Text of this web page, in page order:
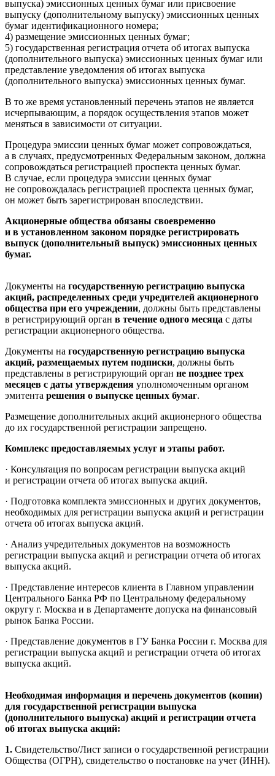
выпуска) эмиссионных ценных бумаг или присвоение
выпуску (дополнительному выпуску) эмиссионных ценных
бумаг идентификационного номера;
4) размещение эмиссионных ценных бумаг;
5) государственная регистрация отчета об итогах выпуска
(дополнительного выпуска) эмиссионных ценных бумаг или
представление уведомления об итогах выпуска
(дополнительного выпуска) эмиссионных ценных бумаг.
В то же время установленный перечень этапов не является
исчерпывающим, а порядок осуществления этапов может
меняться в зависимости от ситуации.
Процедура эмиссии ценных бумаг может сопровождаться,
а в случаях, предусмотренных Федеральным законом, должна
сопровождаться регистрацией проспекта ценных бумаг.
В случае, если процедура эмиссии ценных бумаг
не сопровождалась регистрацией проспекта ценных бумаг,
он может быть зарегистрирован впоследствии.
Акционерные общества обязаны своевременно
и в установленном законом порядке регистрировать
выпуск (дополнительный выпуск) эмиссионных ценных
бумаг.
Документы на государственную регистрацию выпуска
акций, распределенных среди учредителей акционерного
общества при его учреждении, должны быть представлены
в регистрирующий орган в течение одного месяца с даты
регистрации акционерного общества.
Документы на государственную регистрацию выпуска
акций, размещаемых путем подписки, должны быть
представлены в регистрирующий орган не позднее трех
месяцев с даты утверждения уполномоченным органом
эмитента решения о выпуске ценных бумаг.
Размещение дополнительных акций акционерного общества
до их государственной регистрации запрещено.
Комплекс предоставляемых услуг и этапы работ.
· Консультация по вопросам регистрации выпуска акций
и регистрации отчета об итогах выпуска акций.
· Подготовка комплекта эмиссионных и других документов,
необходимых для регистрации выпуска акций и регистрации
отчета об итогах выпуска акций.
· Анализ учредительных документов на возможность
регистрации выпуска акций и регистрации отчета об итогах
выпуска акций.
· Представление интересов клиента в Главном управлении
Центрального Банка РФ по Центральному федеральному
округу г. Москва и в Департаменте допуска на финансовый
рынок Банка России.
· Представление документов в ГУ Банка России г. Москва для
регистрации выпуска акций и регистрации отчета об итогах
выпуска акций.
Необходимая информация и перечень документов (копии)
для государственной регистрации выпуска
(дополнительного выпуска) акций и регистрации отчета
об итогах выпуска акций:
1. Свидетельство/Лист записи о государственной регистрации
Общества (ОГРН), свидетельство о постановке на учет (ИНН).